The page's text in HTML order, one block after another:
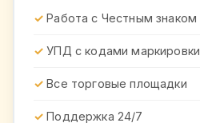
Работа с Честным знаком
УПД с кодами маркировки
Все торговые площадки
Поддержка 24/7